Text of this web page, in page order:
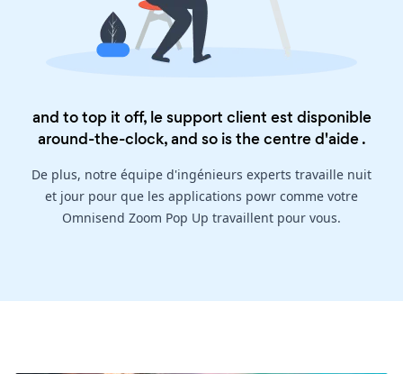
and to top it off, le support client est disponible
around-the-clock, and so is thecentre d'aide.
De plus, notre équipe d'ingénieurs experts travaille nuit
et jour pour que les applications powr comme votre
Omnisend Zoom Pop Up travaillent pour vous.